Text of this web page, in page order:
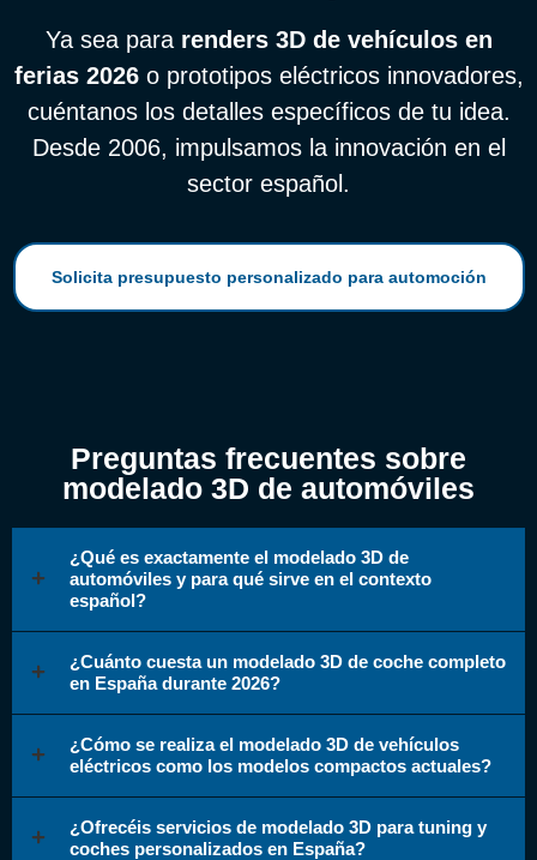
Ya sea para renders 3D de vehículos en
ferias 2026o prototipos eléctricos innovadores,
cuéntanos los detalles específicos de tu idea.
Desde 2006, impulsamos la innovación en el
sector español.
Solicita presupuesto personalizado para automoción
Preguntas frecuentes sobre
modelado 3D de automóviles
¿Qué es exactamente el modelado 3D de
automóviles y para qué sirve en el contexto
español?
¿Cuánto cuesta un modelado 3D de coche completo
en España durante 2026?
¿Cómo se realiza el modelado 3D de vehículos
eléctricos como los modelos compactos actuales?
¿Ofrecéis servicios de modelado 3D para tuning y
coches personalizados en España?